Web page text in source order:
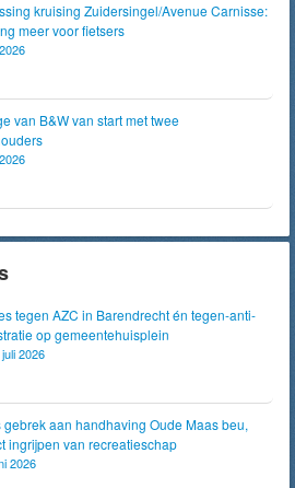
kruising Zuidersingel/Avenue Carnisse:
meer voor fietsers
van B&W van start met twee
tegen AZC in Barendrecht én tegen-anti-
op gemeentehuisplein
2026
gebrek aan handhaving Oude Maas beu,
ingrijpen van recreatieschap
2026